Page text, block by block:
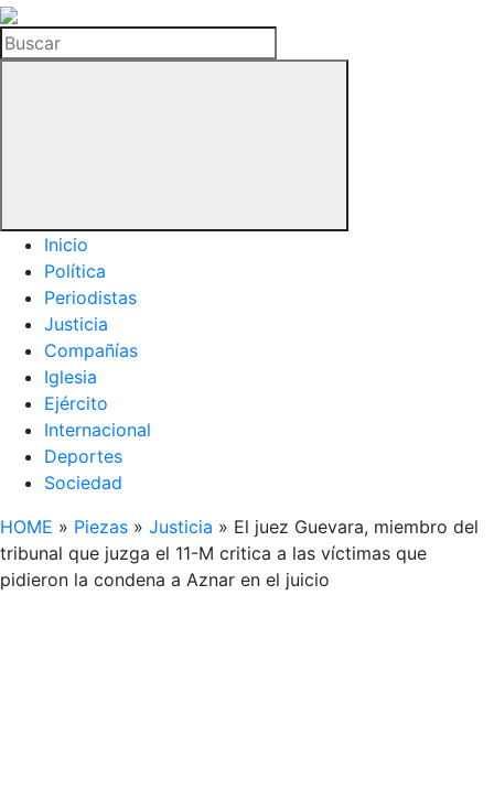
La
Hemeroteca
del
Buscar
Inicio
Política
Periodistas
Justicia
Compañías
Iglesia
Ejército
Internacional
Deportes
Sociedad
HOME » Piezas » Justicia » El juez Guevara, miembro del
tribunal que juzga el 11-M critica a las víctimas que
pidieron la condena a Aznar en el juicio